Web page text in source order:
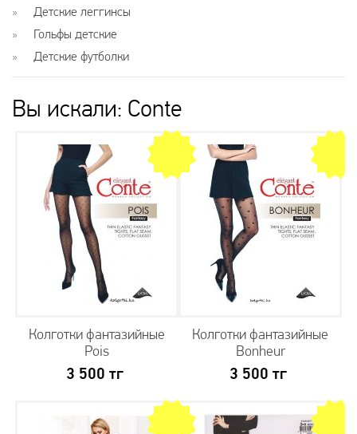
Детские леггинсы
Гольфы детские
Детские футболки
Вы искали: Conte
Колготки фантазийные
Pois
3 500 тг
Колготки фантазийные
Bonheur
3 500 тг